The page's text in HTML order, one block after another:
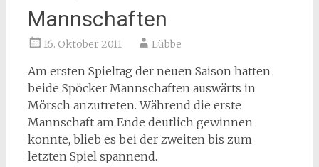
Mannschaften
16. Oktober 2011 Lübbe
Am ersten Spieltag der neuen Saison hatten
beide Spöcker Mannschaften auswärts in
Mörsch anzutreten. Während die erste
Mannschaft am Ende deutlich gewinnen
konnte, blieb es bei der zweiten bis zum
letzten Spiel spannend.